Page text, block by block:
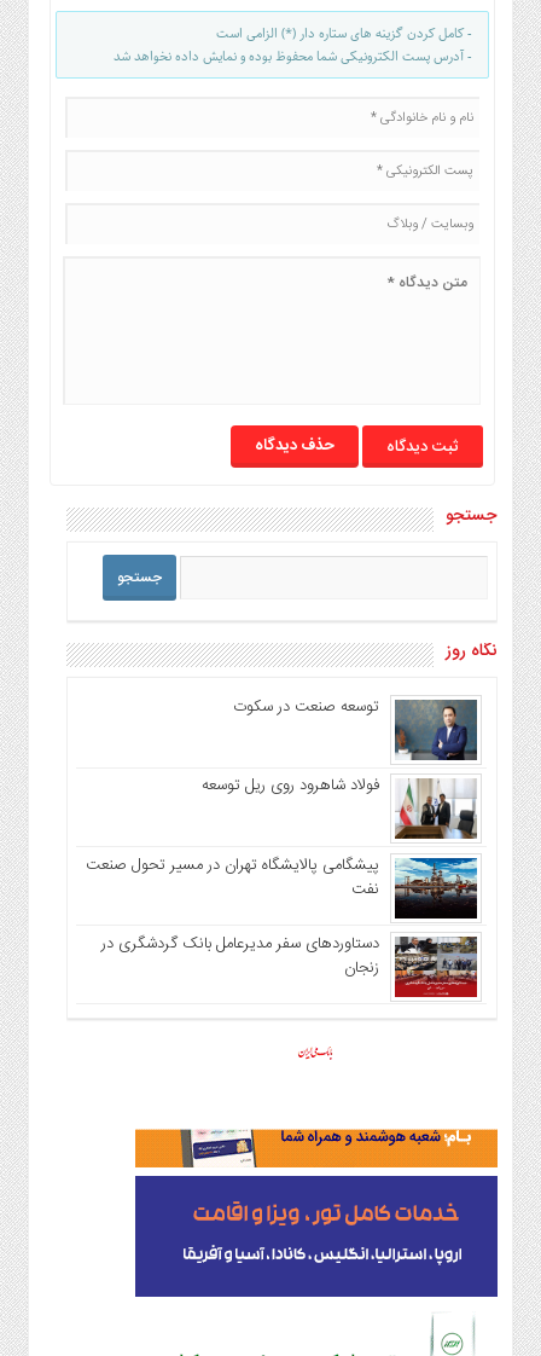
- کامل کردن گزینه های ستاره دار (*) الزامی است
- آدرس پست الکترونیکی شما محفوظ بوده و نمایش داده نخواهد شد
حذف دیدگاه
جستجو
نگاه روز
توسعه صنعت در سکوت
فولاد شاهرود روی ریل توسعه
پیشگامی پالایشگاه تهران در مسیر تحول صنعت
نفت
دستاوردهای سفر مدیرعامل بانک گردشگری در
زنجان